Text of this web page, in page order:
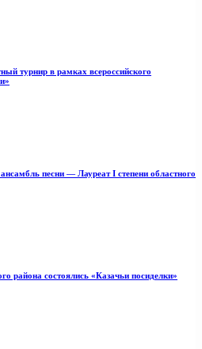
турнир в рамках всероссийского
песни — Лауреат I степени областного
района состоялись «Казачьи посиделки»